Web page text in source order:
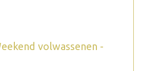
volwassenen -